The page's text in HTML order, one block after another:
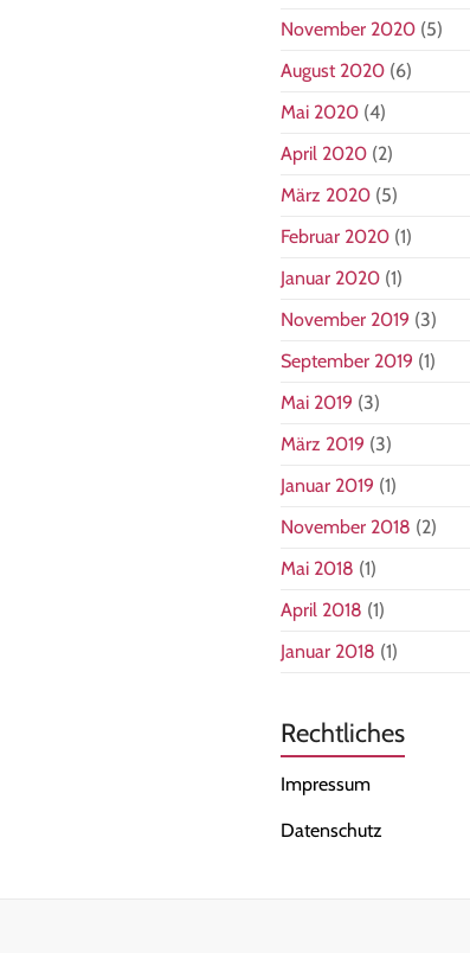
November 2020(5)
August 2020(6)
Mai 2020(4)
April 2020(2)
März 2020(5)
Februar 2020(1)
Januar 2020(1)
November 2019 (3)
September 2019 (1)
Mai 2019 (3)
März 2019 (3)
Januar 2019 (1)
November 2018 (2)
Mai 2018 (1)
April 2018 (1)
Januar 2018 (1)
Rechtliches
Impressum
Datenschutz